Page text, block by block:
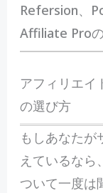
Refersion、
Affiliate Pro
アフィリエイ
の選び方
もしあなたが
えているなら
ついて一度は